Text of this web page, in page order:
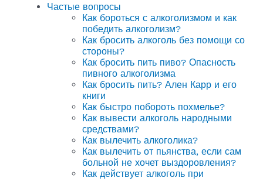
Частые вопросы
Как бороться с алкоголизмом и как
победить алкоголизм?
Как бросить алкоголь без помощи со
стороны?
Как бросить пить пиво? Опасность
пивного алкоголизма
Как бросить пить? Ален Карр и его
книги
Как быстро побороть похмелье?
Как вывести алкоголь народными
средствами?
Как вылечить алкоголика?
Как вылечить от пьянства, если сам
больной не хочет выздоровления?
Как действует алкоголь при